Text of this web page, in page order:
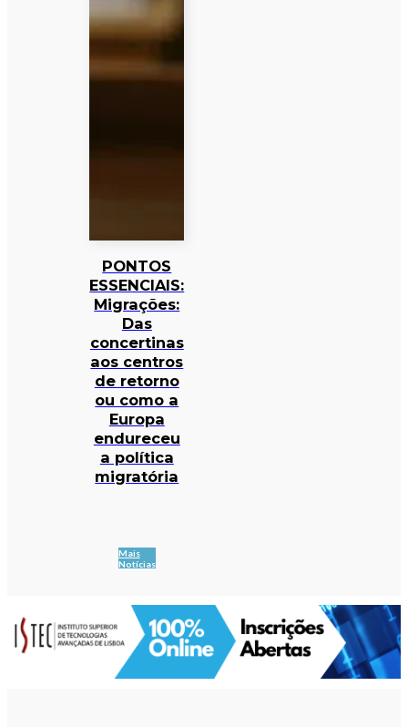
PONTOS
ESSENCIAIS:
Migrações:
Das
concertinas
aos centros
de retorno
ou como a
Europa
endureceu
a política
migratória
Mais
Notícias